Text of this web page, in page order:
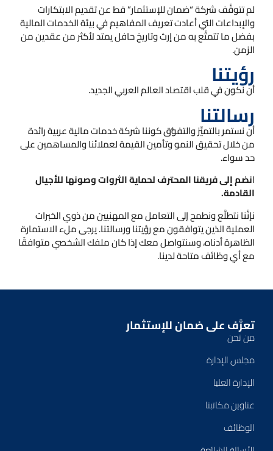
لم تتوقَّف شركة “ضمان للإستثمار” قط عن تقديم الابتكارات
والإبداعات التي أعادت تعريف المفاهيم في بيئة الخدمات المالية
بفضل ما تتمتَّع به من إرث وتاريخ حافل يمتد لأكثر من عقدين من
الزمن.
رؤيتنا
أن نكون في قلب اقتصاد العالم العربي الجديد.
رسالتنا
أن نستمر بالتميِّز والتفوُّق كوننا شركة خدمات مالية عربية رائدة
من خلال تحقيق النمو وتأمين القيمة لعملائنا والمساهمين على
حد سواء.
انضم إلى فريقنا المحترف لحماية الثروات وصونها للأجيال
القادمة.
نإنَّنا نتطلَّع ونطمح إلى التعامل مع المهنيين من ذوي الخبرات
العملية الذين يتوافقون مع رؤيتنا ورسالتنا. يرجى ملء الاستمارة
الظاهرة أدناه، وسنتواصل معك إذا كان ملفك الشخصي متوافقًا
مع أي وظائف متاحة لدينا.
تعرَّف على ضمان للإستثمار
من نحن
مجلس الإدارة
الإدارة العليا
عناوين مكاتبنا
الوظائف